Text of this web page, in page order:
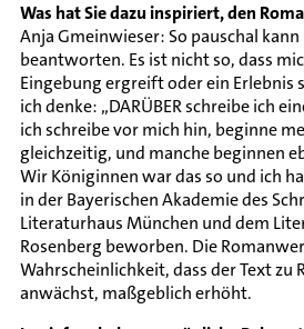
Was hat Sie dazu inspiriert, den
Anja Gmeinwieser: So pauschal
beantworten. Es ist nicht so, dass
Eingebung ergreift oder ein Erlebnis
ich denke: „DARÜBER schreibe ich
ich schreibe vor mich hin, beginne
gleichzeitig, und manche beginnen
Wir Königinnen war das so und ich
in der Bayerischen Akademie des
Literaturhaus München und dem
Rosenberg beworben. Die
Wahrscheinlichkeit, dass der Text zu
anwächst, maßgeblich erhöht.